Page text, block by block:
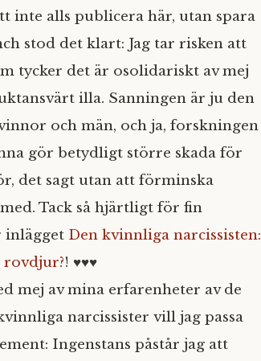
inte alls publicera här, utan spara
stod det klart: Jag tar risken att
tycker det är osolidariskt av mej
illa. Sanningen är ju den
och män, och ja, forskningen
gör betydligt större skada för
det sagt utan att förminska
Tack så hjärtligt för fin
inlägget Den kvinnliga narcissisten:
rovdjur?! ♥♥♥
mej av mina erfarenheter av de
narcissister vill jag passa
Ingenstans påstår jag att